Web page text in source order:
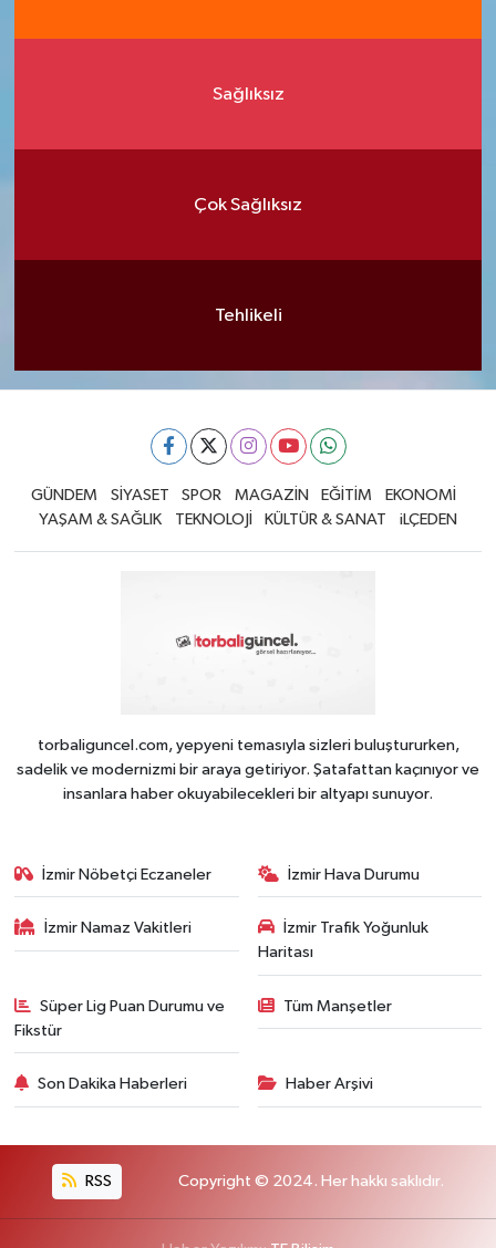
Sağlıksız
Çok Sağlıksız
Tehlikeli
GÜNDEM SİYASET SPOR MAGAZİN EĞİTİM
EKONOMİ
YAŞAM & SAĞLIK
TEKNOLOJİ KÜLTÜR & SANAT iLÇEDEN
torbaliguncel.com, yepyeni temasıyla sizleri buluştururken,
sadelik ve modernizmi bir araya getiriyor. Şatafattan kaçınıyor ve
insanlara haber okuyabilecekleri bir altyapı sunuyor.
İzmir Nöbetçi Eczaneler İzmir Hava Durumu
İzmir Namaz Vakitleri
İzmir Trafik Yoğunluk
Haritası
Süper Lig Puan Durumu ve
Fikstür
Tüm Manşetler
Son Dakika Haberleri Haber Arşivi
RSS Copyright © 2024. Her hakkı saklıdır.